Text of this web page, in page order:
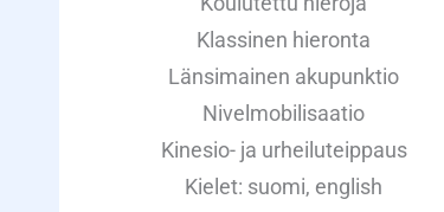
Klassinen hieronta
Länsimainen akupunktio
Nivelmobilisaatio
Kinesio- ja urheiluteippaus
Kielet: suomi, english